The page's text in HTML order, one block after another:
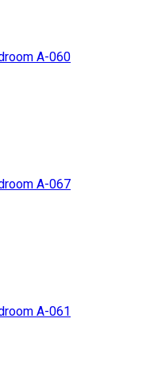
A-060
A-067
A-061